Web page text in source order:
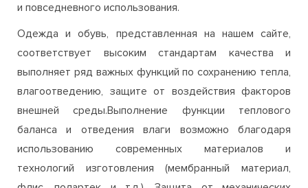
и повседневного использования.
Одежда и обувь, представленная на нашем сайте,
соответствует высоким стандартам качества и
выполняет ряд важных функций по сохранению тепла,
влагоотведению, защите от воздействия факторов
внешней среды.Выполнение функции теплового
баланса и отведения влаги возможно благодаря
использованию современных материалов и
технологий изготовления (мембранный материал,